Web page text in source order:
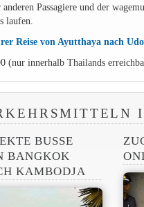
Passagiere und der
laufen.
Reise von Ayutthaya nach
(nur innerhalb Thailands
BUSSE
BANGKOK
KAMBODJA